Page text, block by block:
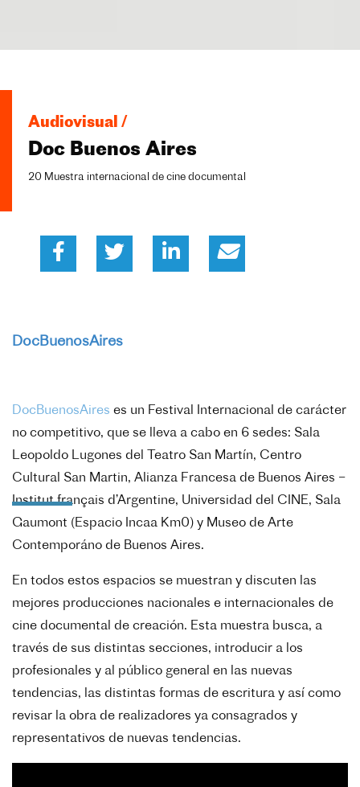
Audiovisual /
Doc Buenos Aires
20 Muestra internacional de cine documental
DocBuenosAires
DocBuenosAires es un Festival Internacional de carácter
no competitivo, que se lleva a cabo en 6 sedes: Sala
Leopoldo Lugones del Teatro San Martín, Centro
Cultural San Martin, Alianza Francesa de Buenos Aires –
Institut français d’Argentine, Universidad del CINE, Sala
Gaumont (Espacio Incaa Km0) y Museo de Arte
Contemporáno de Buenos Aires.
En todos estos espacios se muestran y discuten las
mejores producciones nacionales e internacionales de
cine documental de creación. Esta muestra busca, a
través de sus distintas secciones, introducir a los
profesionales y al público general en las nuevas
tendencias, las distintas formas de escritura y así como
revisar la obra de realizadores ya consagrados y
representativos de nuevas tendencias.